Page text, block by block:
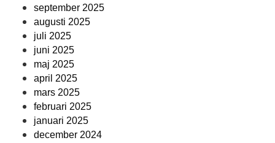
september 2025
augusti 2025
juli 2025
juni 2025
maj 2025
april 2025
mars 2025
februari 2025
januari 2025
december 2024